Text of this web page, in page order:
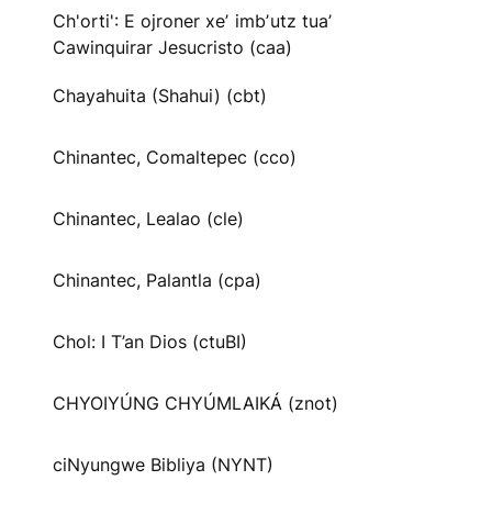
Ch'orti': E ojroner xeʼ imbʼutz tuaʼ
Cawinquirar Jesucristo (caa)
Chayahuita (Shahui) (cbt)
Chinantec, Comaltepec (cco)
Chinantec, Lealao (cle)
Chinantec, Palantla (cpa)
Chol: I T’an Dios (ctuBI)
CHYOIYÚNG CHYÚMLAIKÁ (znot)
ciNyungwe Bibliya (NYNT)